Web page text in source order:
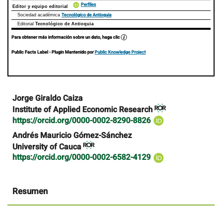
Editor y equipo editorial Perfiles
Sociedad académica Tecnológico de Antioquia
Editorial Tecnológico de Antioquia
Para obtener más información sobre un dato, haga clic
Public Facts Label- Plugin Mantenido porPublic Knowledge Project
Contenido
principal
del
artículo
Jorge Giraldo Caiza
Institute of Applied Economic Research
https://orcid.org/0000-0002-8290-8826
Andrés Mauricio Gómez-Sánchez
University of Cauca
https://orcid.org/0000-0002-6582-4129
Resumen